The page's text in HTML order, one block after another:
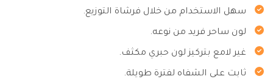
سهل الاستخدام من خلال فرشاة التوزيع.
لون ساحر فريد من نوعه.
غير لامع بتركيز لون حبري مكثف.
ثابت على الشفاه لفترة طويلة.